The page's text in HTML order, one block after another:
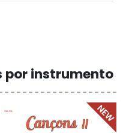
por instrumento